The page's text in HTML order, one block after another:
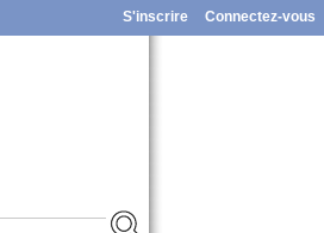
Connectez-vous
S'inscrire